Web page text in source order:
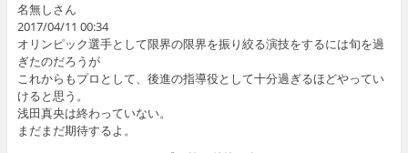
名無しさん
2017/04/11 00:34
オリンピック選手として限界の限界を振り絞る演技をするには旬を過
ぎたのだろうが
これからもプロとして、後進の指導役として十分過ぎるほどやってい
けると思う。
浅田真央は終わっていない。
まだまだ期待するよ。